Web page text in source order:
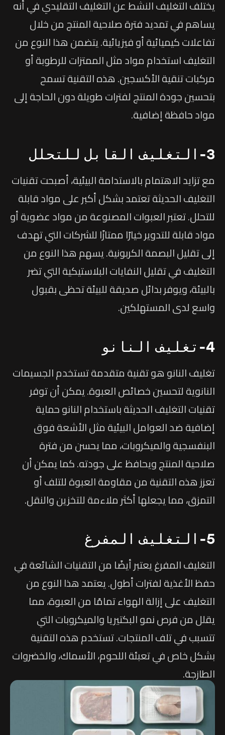
يختلف التغليف النشط عن التغليف التقليدي في أنه
يساهم في تمديد فترة صلاحية المنتج من خلال
تفاعلات كيميائية أو فيزيائية. يتضمن هذا النوع من
التغليف استخدام مواد مثل الممتزات للرطوبة أو
مركبات تنقية الأكسجين. هذه التقنية تسمح
بتحسين جودة المنتج لفترات طويلة دون الحاجة إلى
مواد حافظة إضافية.
3-التغليف القابل للتحلل
مع تزايد الاهتمام بالاستدامة البيئية، أصبحت تقنيات
التغليف الحديثة تعتمد بشكل أكبر على مواد قابلة
للتحلل. تعتبر العبوات المصنوعة من مواد عضوية أو
مواد قابلة للتدوير خيارًا ممتازًا للشركات التي تهدف
إلى تقليل البصمة الكربونية. يسهم هذا النوع من
التغليف في تقليل النفايات البلاستيكية التي تضر
بالبيئة، ويوفر بدائل صديقة للبيئة تحظى بقبول
واسع لدى المستهلكين.
4-تغليف النانو
تغليف النانو هو تقنية متقدمة تستخدم الجسيمات
النانوية لتحسين خصائص العبوة. يمكن أن توفر
تقنيات التغليف الحديثة باستخدام النانو حماية
إضافية ضد العوامل البيئية مثل الأشعة فوق
البنفسجية والميكروبات، مما يحسن من فترة
صلاحية المنتج ويحافظ على جودته. كما يمكن أن
تعزز هذه التقنية من مقاومة العبوة للتلف أو
التمزق، مما يجعلها أكثر ملاءمة للتخزين والنقل.
5-التغليف المفرغ
التغليف المفرغ يعتبر أيضًا من التقنيات الشائعة في
حفظ الأغذية لفترات أطول. يعتمد هذا النوع من
التغليف على إزالة الهواء تمامًا من العبوة، مما
يقلل من فرص نمو البكتيريا والميكروبات التي
تتسبب في تلف المنتجات. تستخدم هذه التقنية
بشكل خاص في تعبئة اللحوم، الأسماك، والخضروات
الطازجة.